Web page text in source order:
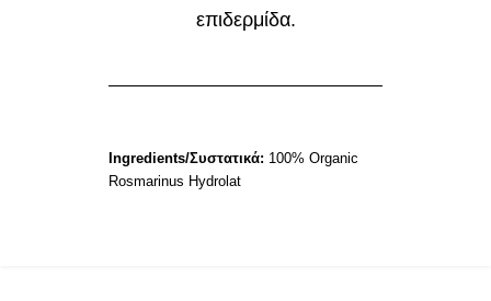
επιδερμίδα.
Ingredients/Συστατικά: 100% Organic
Rosmarinus Hydrolat